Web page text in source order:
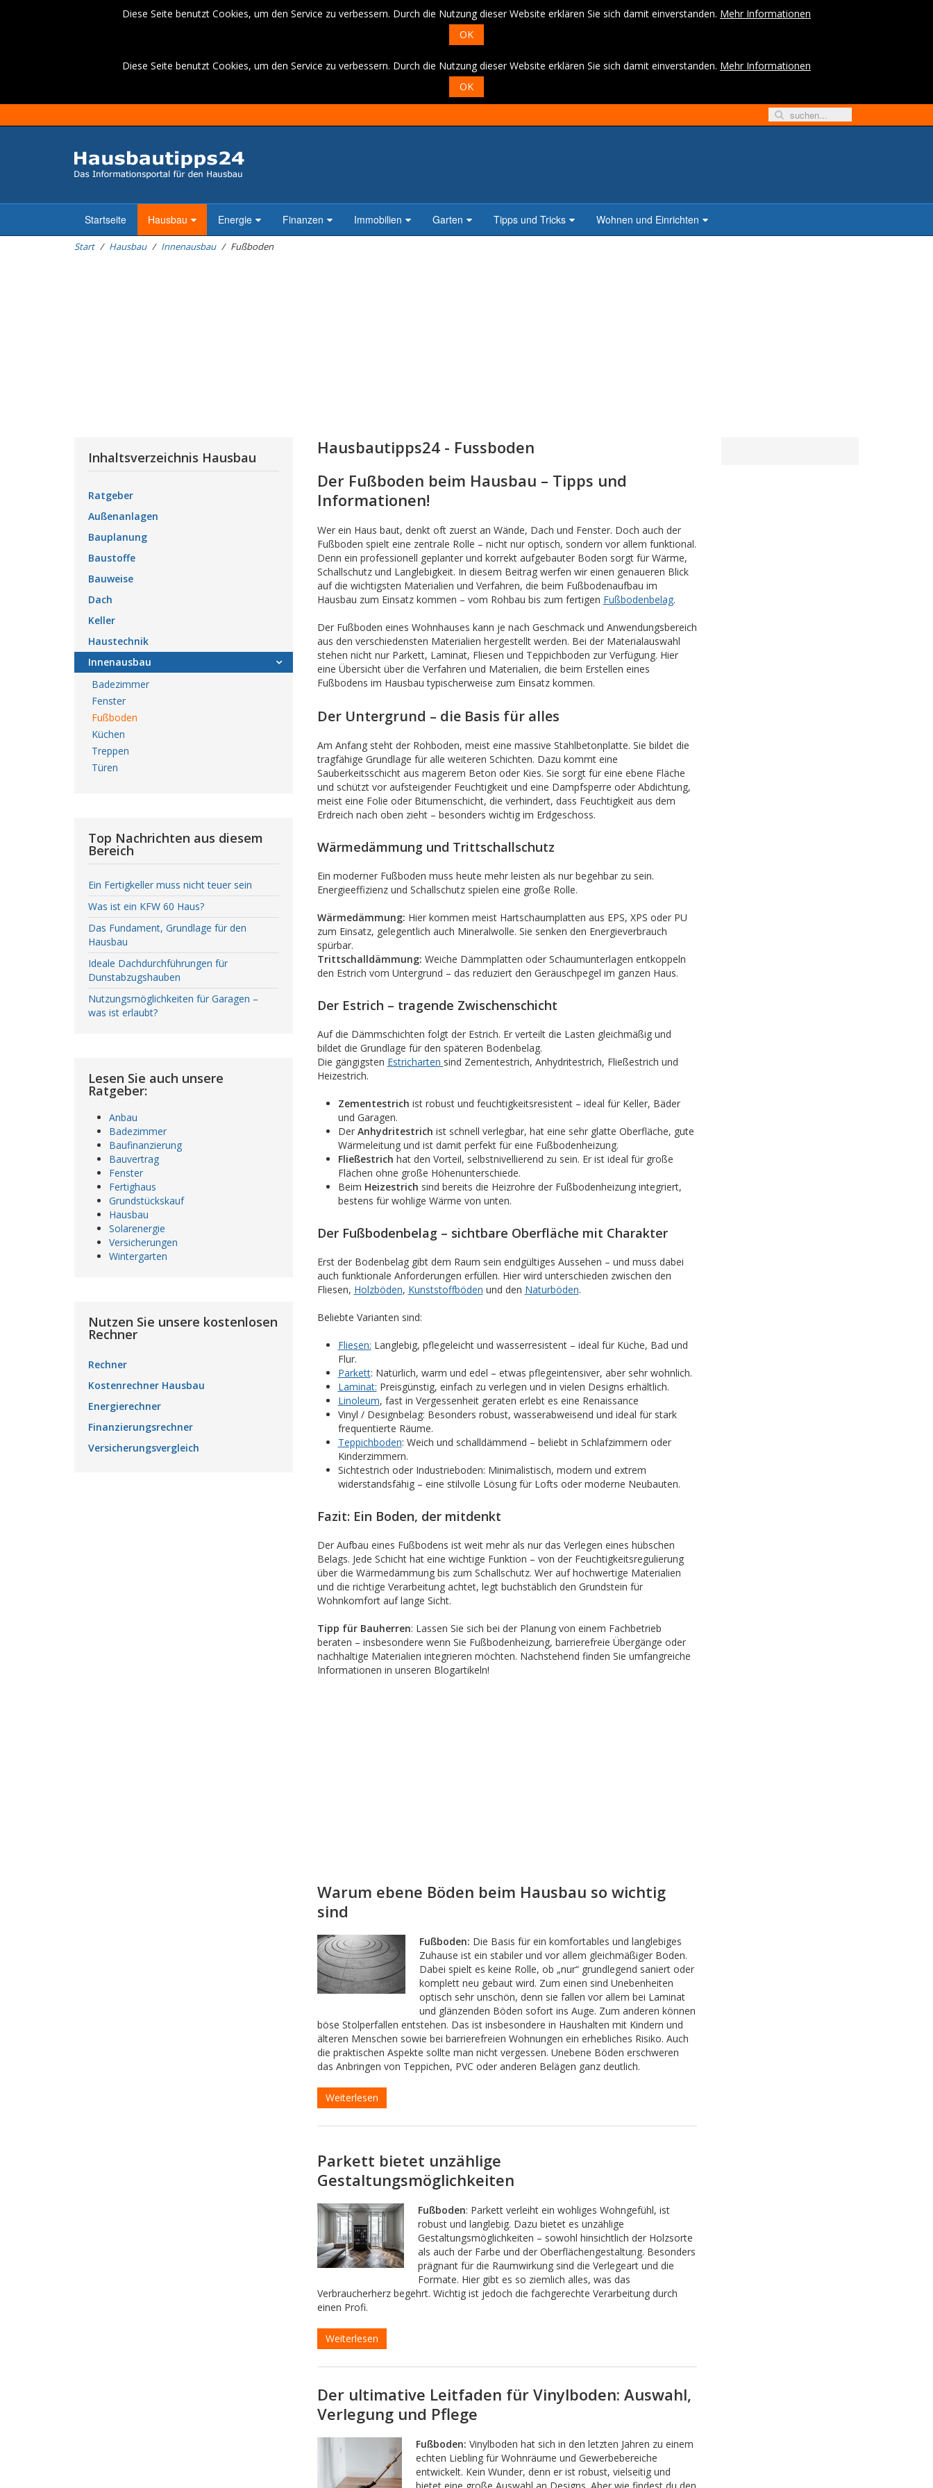
Diese Seite benutzt Cookies, um den Service zu verbessern. Durch die Nutzung dieser Website erklären Sie sich damit einverstanden. Mehr Informationen
OK
Diese Seite benutzt Cookies, um den Service zu verbessern. Durch die Nutzung dieser Website erklären Sie sich damit einverstanden. Mehr Informationen
OK
Startseite Hausbau Energie Finanzen Immobilien Garten Tipps und Tricks Wohnen und Einrichten
Start Hausbau Innenausbau Fußboden
Hausbautipps24 - Fussboden
Der Fußboden beim Hausbau – Tipps und
Informationen!
Wer ein Haus baut, denkt oft zuerst an Wände, Dach und Fenster. Doch auch der
Fußboden spielt eine zentrale Rolle – nicht nur optisch, sondern vor allem funktional.
Denn ein professionell geplanter und korrekt aufgebauter Boden sorgt für Wärme,
Schallschutz und Langlebigkeit. In diesem Beitrag werfen wir einen genaueren Blick
auf die wichtigsten Materialien und Verfahren, die beim Fußbodenaufbau im
Hausbau zum Einsatz kommen – vom Rohbau bis zum fertigen Fußbodenbelag.
Der Fußboden eines Wohnhauses kann je nach Geschmack und Anwendungsbereich
aus den verschiedensten Materialien hergestellt werden. Bei der Materialauswahl
stehen nicht nur Parkett, Laminat, Fliesen und Teppichboden zur Verfügung. Hier
eine Übersicht über die Verfahren und Materialien, die beim Erstellen eines
Fußbodens im Hausbau typischerweise zum Einsatz kommen.
Der Untergrund – die Basis für alles
Am Anfang steht der Rohboden, meist eine massive Stahlbetonplatte. Sie bildet die
tragfähige Grundlage für alle weiteren Schichten. Dazu kommt eine
Sauberkeitsschicht aus magerem Beton oder Kies. Sie sorgt für eine ebene Fläche
und schützt vor aufsteigender Feuchtigkeit und eine Dampfsperre oder Abdichtung,
meist eine Folie oder Bitumenschicht, die verhindert, dass Feuchtigkeit aus dem
Erdreich nach oben zieht – besonders wichtig im Erdgeschoss.
Wärmedämmung und Trittschallschutz
Ein moderner Fußboden muss heute mehr leisten als nur begehbar zu sein.
Energieeffizienz und Schallschutz spielen eine große Rolle.
Wärmedämmung: Hier kommen meist Hartschaumplatten aus EPS, XPS oder PU
zum Einsatz, gelegentlich auch Mineralwolle. Sie senken den Energieverbrauch
spürbar.
Trittschalldämmung: Weiche Dämmplatten oder Schaumunterlagen entkoppeln
den Estrich vom Untergrund – das reduziert den Geräuschpegel im ganzen Haus.
Der Estrich – tragende Zwischenschicht
Auf die Dämmschichten folgt der Estrich. Er verteilt die Lasten gleichmäßig und
bildet die Grundlage für den späteren Bodenbelag.
Die gängigsten Estricharten sind Zementestrich, Anhydritestrich, Fließestrich und
Heizestrich.
Zementestrich ist robust und feuchtigkeitsresistent – ideal für Keller, Bäder
und Garagen.
Der Anhydritestrich ist schnell verlegbar, hat eine sehr glatte Oberfläche, gute
Wärmeleitung und ist damit perfekt für eine Fußbodenheizung.
Fließestrich hat den Vorteil, selbstnivellierend zu sein. Er ist ideal für große
Flächen ohne große Höhenunterschiede.
Beim Heizestrich sind bereits die Heizrohre der Fußbodenheizung integriert,
bestens für wohlige Wärme von unten.
Der Fußbodenbelag – sichtbare Oberfläche mit Charakter
Erst der Bodenbelag gibt dem Raum sein endgültiges Aussehen – und muss dabei
auch funktionale Anforderungen erfüllen. Hier wird unterschieden zwischen den
Fliesen, Holzböden, Kunststoffböden und den Naturböden.
Beliebte Varianten sind:
Fliesen: Langlebig, pflegeleicht und wasserresistent – ideal für Küche, Bad und
Flur.
Parkett: Natürlich, warm und edel – etwas pflegeintensiver, aber sehr wohnlich.
Laminat: Preisgünstig, einfach zu verlegen und in vielen Designs erhältlich.
Linoleum, fast in Vergessenheit geraten erlebt es eine Renaissance
Vinyl / Designbelag: Besonders robust, wasserabweisend und ideal für stark
frequentierte Räume.
Teppichboden: Weich und schalldämmend – beliebt in Schlafzimmern oder
Kinderzimmern.
Sichtestrich oder Industrieboden: Minimalistisch, modern und extrem
widerstandsfähig – eine stilvolle Lösung für Lofts oder moderne Neubauten.
Fazit: Ein Boden, der mitdenkt
Der Aufbau eines Fußbodens ist weit mehr als nur das Verlegen eines hübschen
Belags. Jede Schicht hat eine wichtige Funktion – von der Feuchtigkeitsregulierung
über die Wärmedämmung bis zum Schallschutz. Wer auf hochwertige Materialien
und die richtige Verarbeitung achtet, legt buchstäblich den Grundstein für
Wohnkomfort auf lange Sicht.
Tipp für Bauherren: Lassen Sie sich bei der Planung von einem Fachbetrieb
beraten – insbesondere wenn Sie Fußbodenheizung, barrierefreie Übergänge oder
nachhaltige Materialien integrieren möchten. Nachstehend finden Sie umfangreiche
Informationen in unseren Blogartikeln!
Warum ebene Böden beim Hausbau so wichtig
sind
Fußboden: Die Basis für ein komfortables und langlebiges
Zuhause ist ein stabiler und vor allem gleichmäßiger Boden.
Dabei spielt es keine Rolle, ob „nur“ grundlegend saniert oder
komplett neu gebaut wird. Zum einen sind Unebenheiten
optisch sehr unschön, denn sie fallen vor allem bei Laminat
und glänzenden Böden sofort ins Auge. Zum anderen können
böse Stolperfallen entstehen. Das ist insbesondere in Haushalten mit Kindern und
älteren Menschen sowie bei barrierefreien Wohnungen ein erhebliches Risiko. Auch
die praktischen Aspekte sollte man nicht vergessen. Unebene Böden erschweren
das Anbringen von Teppichen, PVC oder anderen Belägen ganz deutlich.
Weiterlesen
Parkett bietet unzählige
Gestaltungsmöglichkeiten
Fußboden: Parkett verleiht ein wohliges Wohngefühl, ist
robust und langlebig. Dazu bietet es unzählige
Gestaltungsmöglichkeiten – sowohl hinsichtlich der Holzsorte
als auch der Farbe und der Oberflächengestaltung. Besonders
prägnant für die Raumwirkung sind die Verlegeart und die
Formate. Hier gibt es so ziemlich alles, was das
Verbraucherherz begehrt. Wichtig ist jedoch die fachgerechte Verarbeitung durch
einen Profi.
Weiterlesen
Der ultimative Leitfaden für Vinylboden: Auswahl,
Verlegung und Pflege
Fußboden: Vinylboden hat sich in den letzten Jahren zu einem
echten Liebling für Wohnräume und Gewerbebereiche
entwickelt. Kein Wunder, denn er ist robust, vielseitig und
Inhaltsverzeichnis Hausbau
Ratgeber
Außenanlagen
Bauplanung
Baustoffe
Bauweise
Dach
Keller
Haustechnik
Innenausbau
Badezimmer
Fenster
Fußboden
Küchen
Treppen
Türen
Top Nachrichten aus diesem
Bereich
Ein Fertigkeller muss nicht teuer sein
Was ist ein KFW 60 Haus?
Das Fundament, Grundlage für den
Hausbau
Ideale Dachdurchführungen für
Dunstabzugshauben
Nutzungsmöglichkeiten für Garagen –
was ist erlaubt?
Lesen Sie auch unsere
Ratgeber:
Anbau
Badezimmer
Baufinanzierung
Bauvertrag
Fenster
Fertighaus
Grundstückskauf
Hausbau
Solarenergie
Versicherungen
Wintergarten
Nutzen Sie unsere kostenlosen
Rechner
Rechner
Kostenrechner Hausbau
Energierechner
Finanzierungsrechner
Versicherungsvergleich